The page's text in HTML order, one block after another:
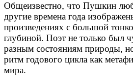
Общеизвестно, что Пушкин
другие времена года
произведениях с большой
глубиной. Поэт не только был
разным состояниям природы,
ритм годового цикла как
мира.